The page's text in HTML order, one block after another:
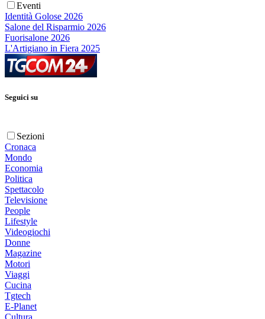
Eventi
Identità Golose 2026
Salone del Risparmio 2026
Fuorisalone 2026
L'Artigiano in Fiera 2025
Seguici su
Sezioni
Cronaca
Mondo
Economia
Politica
Spettacolo
Televisione
People
Lifestyle
Videogiochi
Donne
Magazine
Motori
Viaggi
Cucina
Tgtech
E-Planet
Cultura